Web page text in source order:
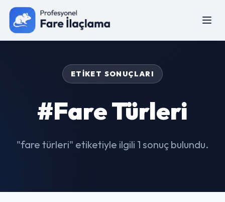
ETIKET SONUÇLARI
#fare Türleri
"fare türleri" etiketiyle ilgili 1 sonuç bulundu.